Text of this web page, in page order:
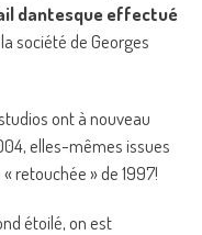
dantesque effectué
société de Georges
ont à nouveau
elles-mêmes issues
retouchée » de 1997!
étoilé, on est